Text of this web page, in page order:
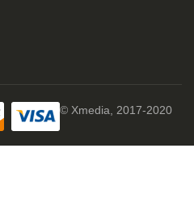
© Xmedia, 2017-2020